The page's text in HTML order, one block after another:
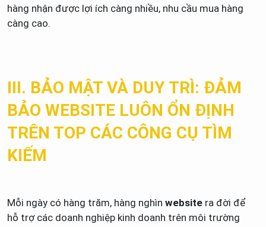
hàng nhận được lợi ích càng nhiều, nhu cầu mua hàng
càng cao.
III. BẢO MẬT VÀ DUY TRÌ: ĐẢM
BẢO WEBSITE LUÔN ỔN ĐỊNH
TRÊN TOP CÁC CÔNG CỤ TÌM
KIẾM
Mỗi ngày có hàng trăm, hàng nghìnwebsite ra đời để
hỗ trợ các doanh nghiệp kinh doanh trên môi trường